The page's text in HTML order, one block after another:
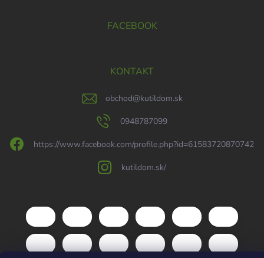
FACEBOOK
KONTAKT
obchod@kutildom.sk
0948787099
https://www.facebook.com/profile.php?id=61583720870742
kutildom.sk/